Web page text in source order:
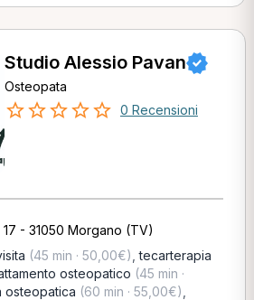
Studio Alessio Pavan
Osteopata
0 Recensioni
17 - 31050 Morgano (TV)
(45 min · 50,00€) ,tecarterapia
osteopatico (45 min ·
osteopatica (60 min · 55,00€)